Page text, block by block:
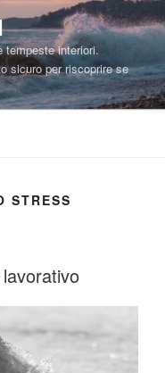
tempeste interiori.
sicuro per riscoprire se
STRESS